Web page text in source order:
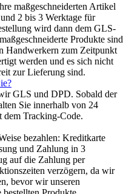
maßgeschneiderten Artikel
2 bis 3 Werktage für
wird dann dem GLS-
Produkte sind
Handwerkern zum Zeitpunkt
werden und es sich nicht
zur Lieferung sind.
GLS und DPD. Sobald der
Sie innerhalb von 24
dem Tracking-Code.
bezahlen: Kreditkarte
und Zahlung in 3
auf die Zahlung per
verzögern, da wir
bevor wir unseren